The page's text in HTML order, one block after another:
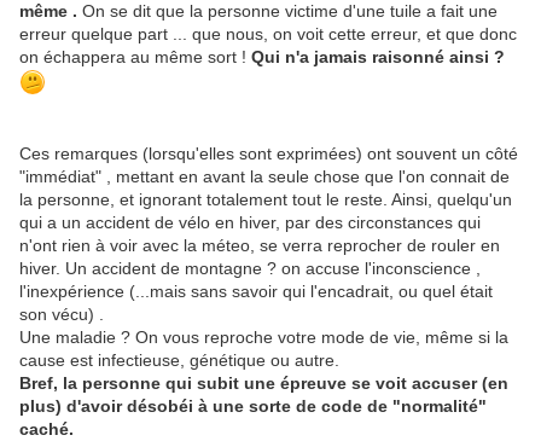
même . On se dit que la personne victime d'une tuile a fait une
erreur quelque part ... que nous, on voit cette erreur, et que donc
on échappera au même sort ! Qui n'a jamais raisonné ainsi ?
Ces remarques (lorsqu'elles sont exprimées) ont souvent un côté
"immédiat" , mettant en avant la seule chose que l'on connait de
la personne, et ignorant totalement tout le reste. Ainsi, quelqu'un
qui a un accident de vélo en hiver, par des circonstances qui
n'ont rien à voir avec la méteo, se verra reprocher de rouler en
hiver. Un accident de montagne ? on accuse l'inconscience ,
l'inexpérience (...mais sans savoir qui l'encadrait, ou quel était
son vécu) .
Une maladie ? On vous reproche votre mode de vie, même si la
cause est infectieuse, génétique ou autre.
Bref, la personne qui subit une épreuve se voit accuser (en
plus) d'avoir désobéi à une sorte de code de "normalité"
caché.